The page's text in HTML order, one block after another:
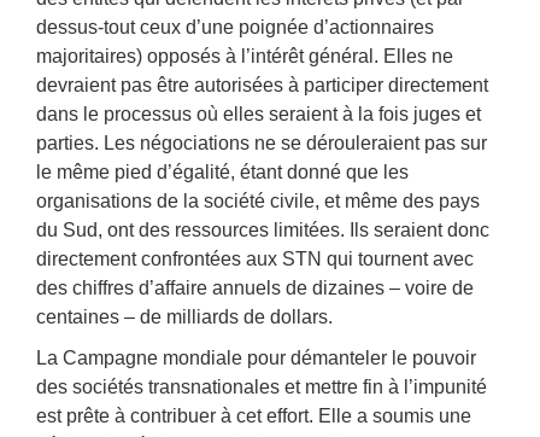
dessus-tout ceux d’une poignée d’actionnaires
majoritaires) opposés à l’intérêt général. Elles ne
devraient pas être autorisées à participer directement
dans le processus où elles seraient à la fois juges et
parties. Les négociations ne se dérouleraient pas sur
le même pied d’égalité, étant donné que les
organisations de la société civile, et même des pays
du Sud, ont des ressources limitées. Ils seraient donc
directement confrontées aux STN qui tournent avec
des chiffres d’affaire annuels de dizaines – voire de
centaines – de milliards de dollars.
La Campagne mondiale pour démanteler le pouvoir
des sociétés transnationales et mettre fin à l’impunité
est prête à contribuer à cet effort. Elle a soumis une